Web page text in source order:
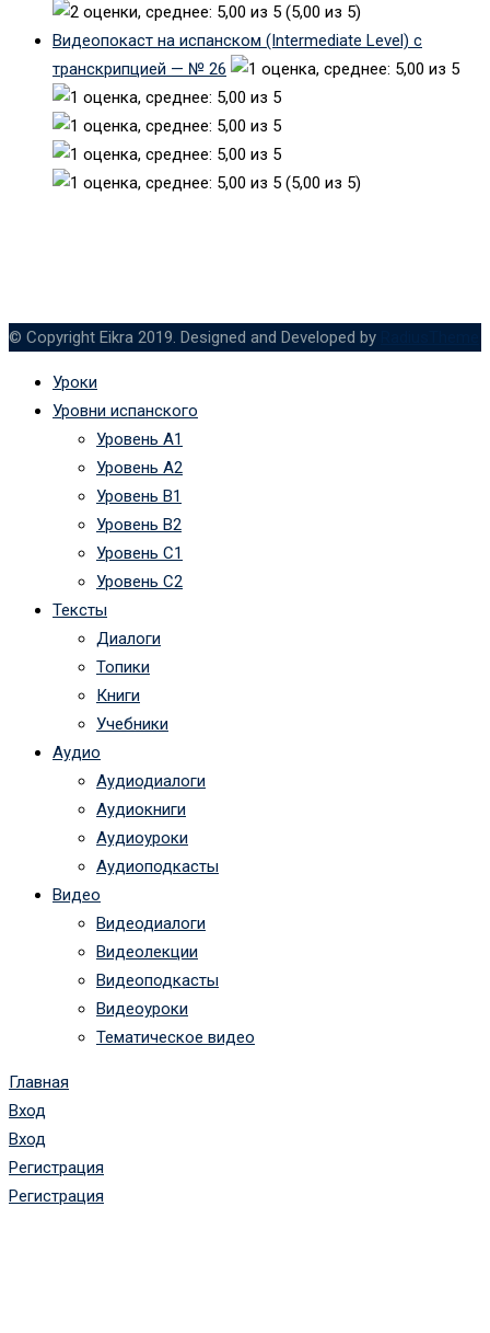
(5,00 из 5)
Видеопокаст на испанском (Intermediate Level) с
транскрипцией — № 26
(5,00 из 5)
© Copyright Eikra 2019. Designed and Developed by
Уроки
Уровни испанского
Уровень А1
Уровень А2
Уровень B1
Уровень B2
Уровень C1
Уровень C2
Тексты
Диалоги
Топики
Книги
Учебники
Аудио
Аудиодиалоги
Аудиокниги
Аудиоуроки
Аудиоподкасты
Видео
Видеодиалоги
Видеолекции
Видеоподкасты
Видеоуроки
Тематическое видео
Главная
Вход
Вход
Регистрация
Регистрация